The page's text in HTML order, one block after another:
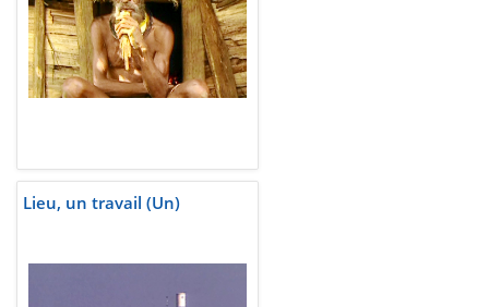
Lieu, un travail (Un)